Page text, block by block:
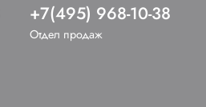
+7(495) 968-10-38
Отдел продаж